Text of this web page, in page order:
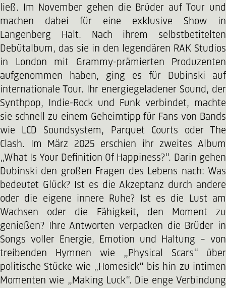
ließ. Im November gehen die Brüder auf Tour und
machen dabei für eine exklusive Show in
Langenberg Halt. Nach ihrem selbstbetitelten
Debütalbum, das sie in den legendären RAK Studios
in London mit Grammy-prämierten Produzenten
aufgenommen haben, ging es für Dubinski auf
internationale Tour. Ihr energiegeladener Sound, der
Synthpop, Indie-Rock und Funk verbindet, machte
sie schnell zu einem Geheimtipp für Fans von Bands
wie LCD Soundsystem, Parquet Courts oder The
Clash. Im März 2025 erschien ihr zweites Album
„What Is Your Definition Of Happiness?“. Darin gehen
Dubinski den großen Fragen des Lebens nach: Was
bedeutet Glück? Ist es die Akzeptanz durch andere
oder die eigene innere Ruhe? Ist es die Lust am
Wachsen oder die Fähigkeit, den Moment zu
genießen? Ihre Antworten verpacken die Brüder in
Songs voller Energie, Emotion und Haltung – von
treibenden Hymnen wie „Physical Scars“ über
politische Stücke wie „Homesick“ bis hin zu intimen
Momenten wie „Making Luck“. Die enge Verbindung